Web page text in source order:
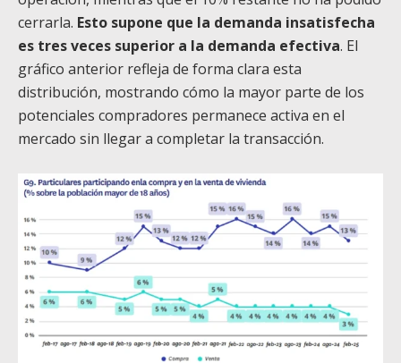
cerrarla. Esto supone que la demanda insatisfecha
es tres veces superior a la demanda efectiva. El
gráfico anterior refleja de forma clara esta
distribución, mostrando cómo la mayor parte de los
potenciales compradores permanece activa en el
mercado sin llegar a completar la transacción.